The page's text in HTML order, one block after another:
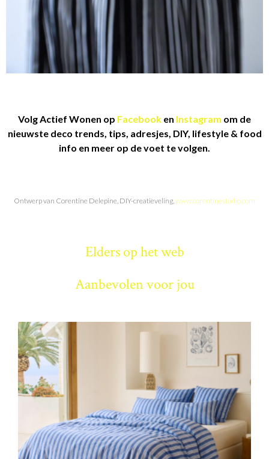
Volg Actief Wonen op Facebook en Instagram om de
nieuwste deco trends, tips, adresjes, DIY, lifestyle & food
info en meer op de voet te volgen.
Ontwerp van Corentine Delepine, DIY-creatieveling, www.corentinestudio.com
Elders op het web
Aanbevolen voor jou